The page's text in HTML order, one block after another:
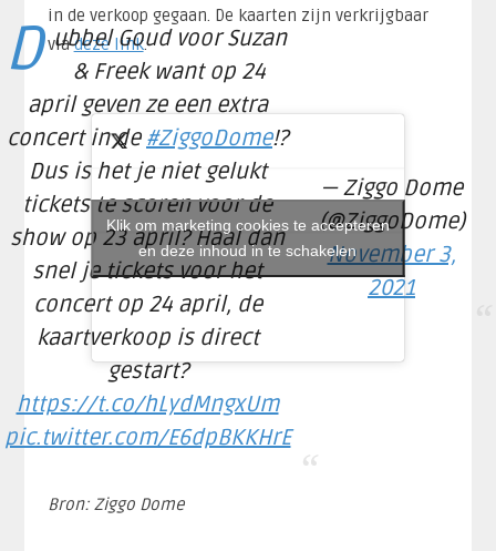
in de verkoop gegaan. De kaarten zijn verkrijgbaar
viadeze link.
D ubbel Goud voor Suzan
& Freek want op 24
april geven ze een extra
concert in de #ZiggoDome!?
Dus is het je niet gelukt
tickets te scoren voor de
show op 23 april? Haal dan
snel je tickets voor het
concert op 24 april, de
kaartverkoop is direct
gestart?
https://t.co/hLydMngxUm
pic.twitter.com/E6dpBKKHrE
— Ziggo Dome
(@ZiggoDome)
November 3,
2021
Klik om marketing cookies te accepteren
en deze inhoud in te schakelen
Bron: Ziggo Dome